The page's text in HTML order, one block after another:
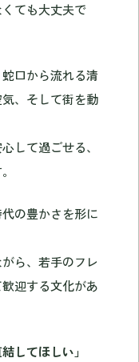
ても大丈夫で
口から流れる清
、そして街を動
して過ごせる、
の豊かさを形に
ら、若手のフレ
迎する文化があ
してほしい」